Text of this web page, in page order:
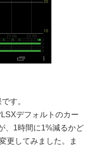
す。
デフォルトのカー
、1時間に1%減るかど
更してみました。ま